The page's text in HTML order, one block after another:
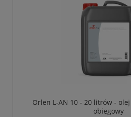
Orlen L-AN 10 - 20 litrów -
obiegowy